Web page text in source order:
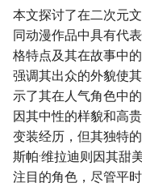
本文探讨了在二次元
同动漫作品中具有代
格特点及其在故事中
强调其出众的外貌使
示了其在人气角色中
因其中性的样貌和高
变装经历，但其独特
斯帕·维拉迪则因其甜
注目的角色，尽管平